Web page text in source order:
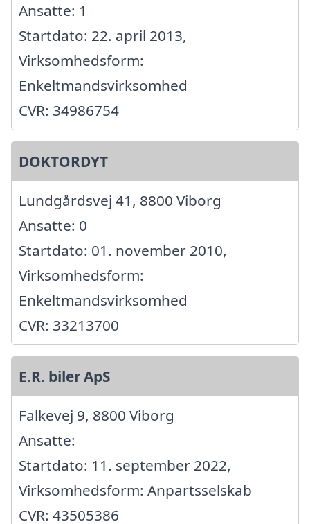
Ansatte: 1
Startdato: 22. april 2013,
Virksomhedsform:
Enkeltmandsvirksomhed
CVR: 34986754
DOKTORDYT
Lundgårdsvej 41, 8800 Viborg
Ansatte: 0
Startdato: 01. november 2010,
Virksomhedsform:
Enkeltmandsvirksomhed
CVR: 33213700
E.R. biler ApS
Falkevej 9, 8800 Viborg
Ansatte:
Startdato: 11. september 2022,
Virksomhedsform: Anpartsselskab
CVR: 43505386